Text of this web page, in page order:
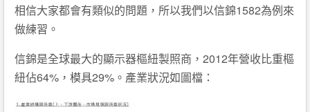
相信大家都會有類似的問題，所以我們以信錦1582為例來
做練習。
信錦是全球最大的顯示器樞紐製照商，2012年營收比重樞
紐佔64%，模具29%。產業狀況如圖檔：